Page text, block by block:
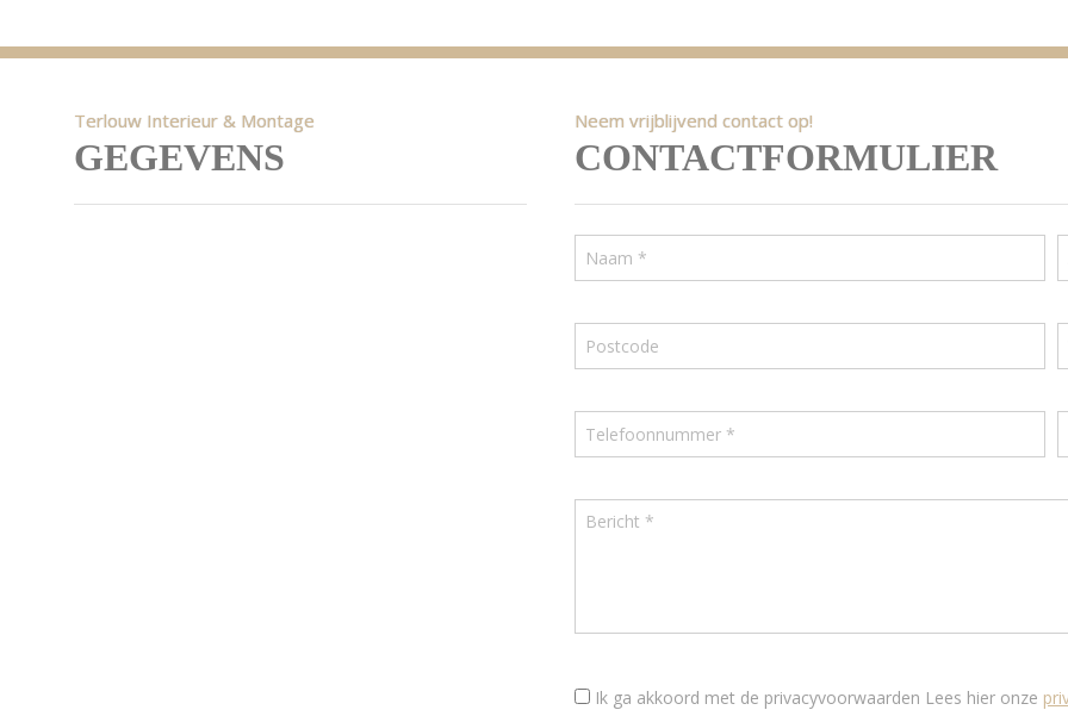
Terlouw Interieur & Montage
GEGEVENS
Neem vrijblijvend contact op!
CONTACTFORMULIER
Ik ga akkoord met de privacyvoorwaarden Lees hier onze